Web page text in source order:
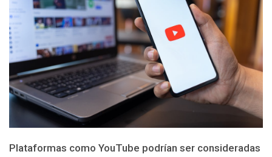
Plataformas como YouTube podrían ser consideradas